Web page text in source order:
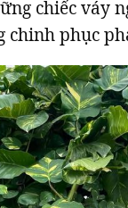
chiếc váy
chinh phục